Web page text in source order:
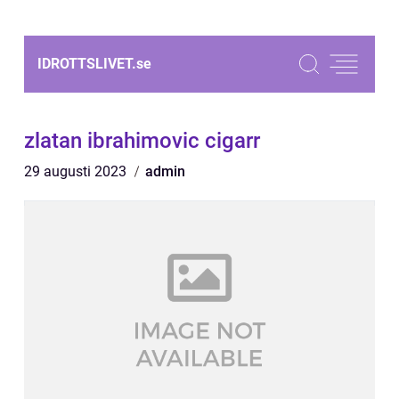
IDROTTSLIVET.se
zlatan ibrahimovic cigarr
29 augusti 2023 admin